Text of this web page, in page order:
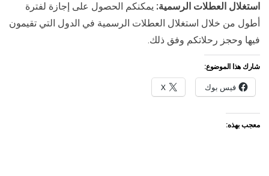
استغلال العطلات الرسمية: يمكنكم الحصول على إجازة لفترة
أطول من خلال استغلال العطلات الرسمية في الدول التي تقيمون
فيها وحجز رحلاتكم وفق ذلك.
شارك هذا الموضوع:
فيس بوك X
معجب بهذه: